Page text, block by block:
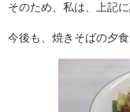
そのため、私は、上記
今後も、焼きそばの夕